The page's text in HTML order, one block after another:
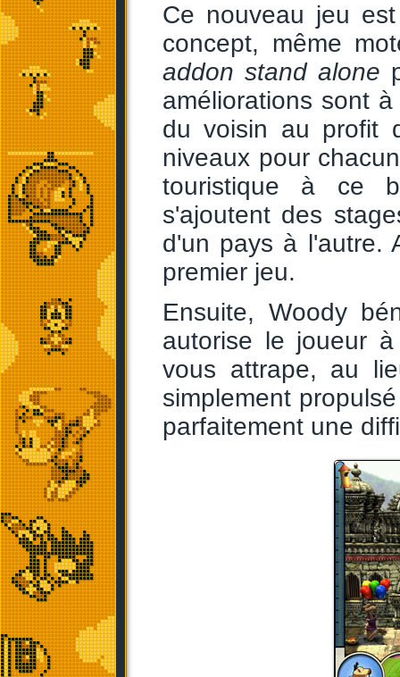
Ce nouveau jeu
concept, même
addon stand alone
améliorations sont
du voisin au profit
niveaux pour
touristique à ce
s'ajoutent des
d'un pays à l'autre.
premier jeu.
Ensuite, Woody
autorise le joueur
vous attrape, au
simplement
parfaitement une